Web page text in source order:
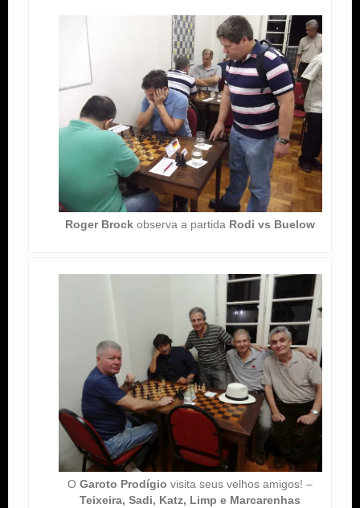
Roger Brock observa a partida Rodi vs Buelow
OGaroto Prodígio visita seus velhos amigos! –
Teixeira, Sadi, Katz, Limp e Marcarenhas